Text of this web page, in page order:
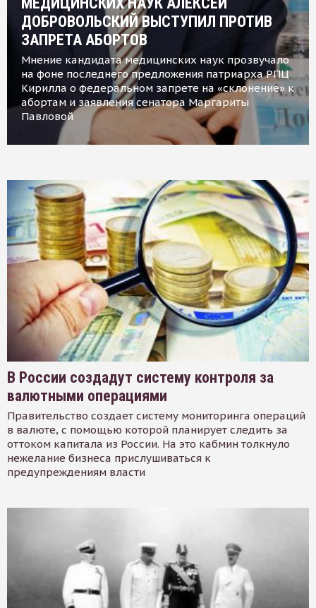
ДОБРОВОЛЬСКИЙ ВЫСТУПИЛ ПРОТИВ
ЗАПРЕТА АБОРТОВ
Мнение кандидата медицинских наук прозвучало
на фоне последнего предложения патриарха РПЦ
Кирилла о федеральном запрете на «склонение» к
абортам и заявления сенатора Маргариты
Павловой
В России создадут систему контроля за
валютными операциями
Правительство создает систему мониторинга операций
в валюте, с помощью которой планирует следить за
оттоком капитала из России. На это кабмин толкнуло
нежелание бизнеса прислушиваться к
предупреждениям власти